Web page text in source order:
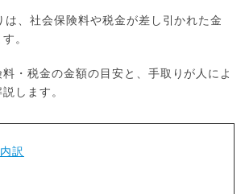
は、社会保険料や税金が差し引かれた金
。
・税金の金額の目安と、手取りが人によ
します。
訳